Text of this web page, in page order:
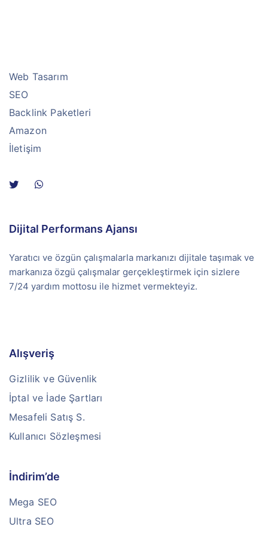
Web Tasarım
SEO
Backlink Paketleri
Amazon
İletişim
Dijital Performans Ajansı
Yaratıcı ve özgün çalışmalarla markanızı dijitale taşımak ve
markanıza özgü çalışmalar gerçekleştirmek için sizlere
7/24 yardım mottosu ile hizmet vermekteyiz.
Alışveriş
Gizlilik ve Güvenlik
İptal ve İade Şartları
Mesafeli Satış S.
Kullanıcı Sözleşmesi
İndirim’de
Mega SEO
Ultra SEO